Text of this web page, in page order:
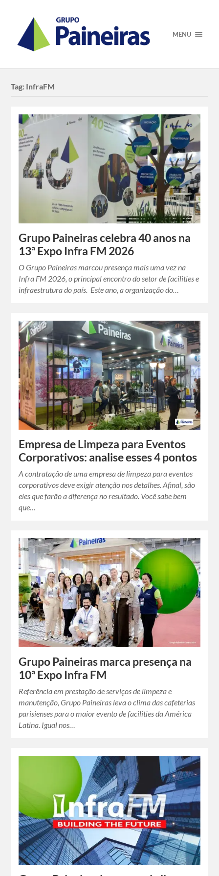
MENU
Tag: InfraFM
Grupo Paineiras celebra 40 anos na
13ª Expo Infra FM 2026
O Grupo Paineiras marcou presença mais uma vez na
Infra FM 2026, o principal encontro do setor de facilities e
infraestrutura do país. Este ano, a organização do…
Empresa de Limpeza para Eventos
Corporativos: analise esses 4 pontos
A contratação de uma empresa de limpeza para eventos
corporativos deve exigir atenção nos detalhes. Afinal, são
eles que farão a diferença no resultado. Você sabe bem
que…
Grupo Paineiras marca presença na
10ª Expo Infra FM
Referência em prestação de serviços de limpeza e
manutenção, Grupo Paineiras leva o clima das cafeterias
parisienses para o maior evento de facilities da América
Latina. Igual nos…